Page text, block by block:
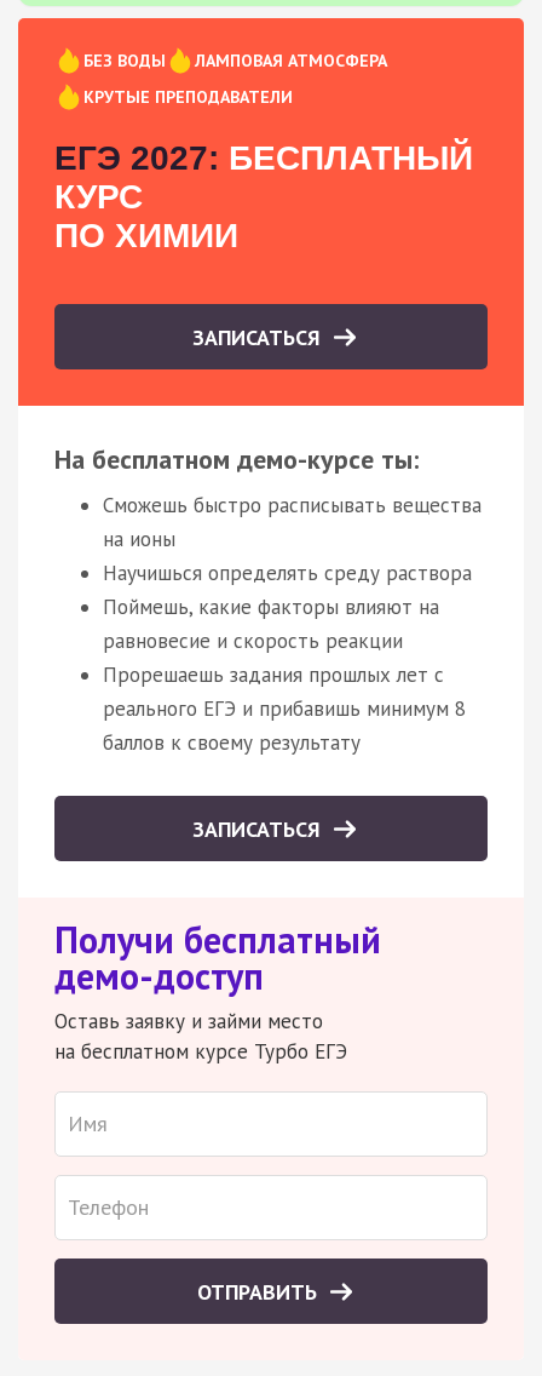
БЕЗ ВОДЫ
ЛАМПОВАЯ АТМОСФЕРА
КРУТЫЕ ПРЕПОДАВАТЕЛИ
ЕГЭ 2027: БЕСПЛАТНЫЙ
КУРС
ПО ХИМИИ
ЗАПИСАТЬСЯ
На бесплатном демо-курсе ты:
Сможешь быстро расписывать вещества
на ионы
Научишься определять среду раствора
Поймешь, какие факторы влияют на
равновесие и скорость реакции
Прорешаешь задания прошлых лет с
реального ЕГЭ и прибавишь минимум 8
баллов к своему результату
ЗАПИСАТЬСЯ
Получи бесплатный
демо-доступ
Оставь заявку и займи место
на бесплатном курсе Турбо ЕГЭ
ОТПРАВИТЬ